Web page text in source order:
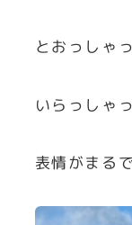
とおっしゃ
いらっしゃ
表情がまる